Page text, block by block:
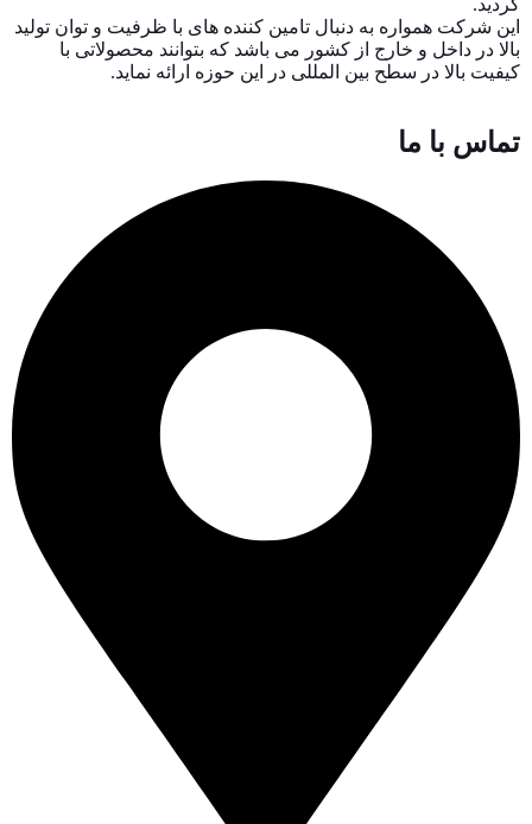
گردید.
این شرکت همواره به دنبال تامین کننده های با ظرفیت و توان تولید
بالا در داخل و خارج از کشور می باشد که بتوانند محصولاتی با
کیفیت بالا در سطح بین المللی در این حوزه ارائه نماید.
تماس با ما